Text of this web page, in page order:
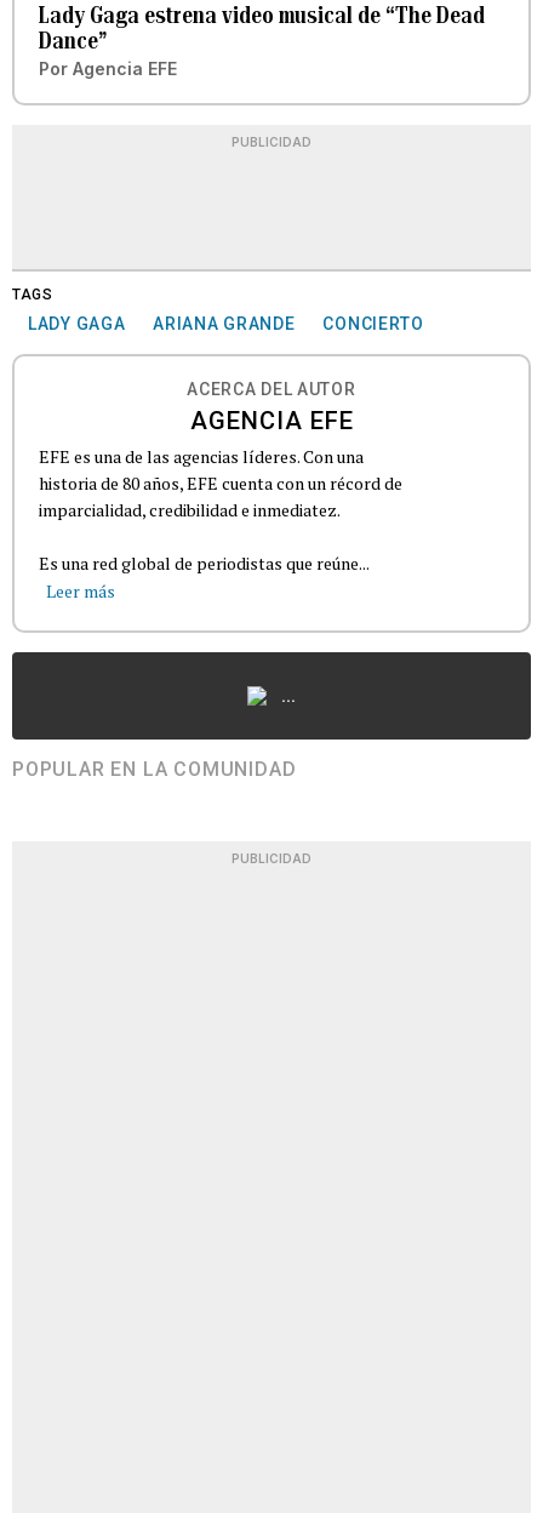
Lady Gaga estrena video musical de “The Dead
Dance”
Por Agencia EFE
PUBLICIDAD
TAGS
LADY GAGA ARIANA GRANDE CONCIERTO
ACERCA DEL AUTOR
AGENCIA EFE
EFE es una de las agencias líderes. Con una
historia de 80 años, EFE cuenta con un récord de
imparcialidad, credibilidad e inmediatez.
Es una red global de periodistas que reúne...
Leer más
...
POPULAR EN LA COMUNIDAD
PUBLICIDAD